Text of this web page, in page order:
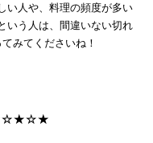
い人や、料理の頻度が多い
いう人は、間違いない切れ
みてくださいね！